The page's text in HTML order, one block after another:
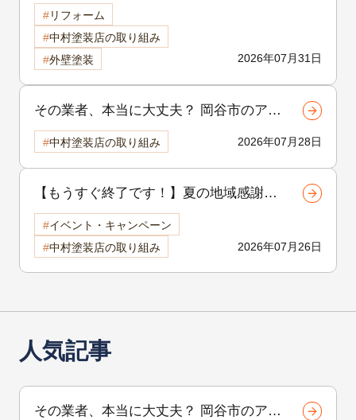
壁塗装の品質は「補修」で決まる！塗装
前に行う下地補修の重要性を徹底解説
2026年07月31日
リフォーム
中村塗装店の取り組み
外壁塗装
その業者、本当に大丈夫？ 岡谷市のア
パート外壁塗装で後悔しないための選び
方
2026年07月28日
中村塗装店の取り組み
【もうすぐ終了です！】夏の地域感謝祭
を開催中！外壁・屋根リフォームをご検
討中の方へ
2026年07月26日
イベント・キャンペーン
中村塗装店の取り組み
人気記事
その業者、本当に大丈夫？ 岡谷市のア